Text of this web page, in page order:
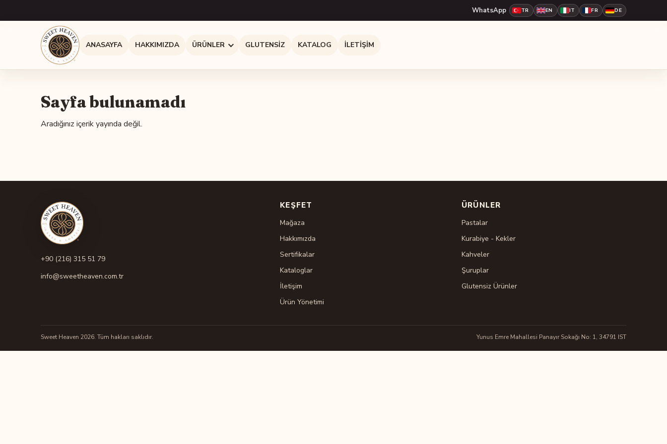
WhatsApp TR EN IT FR DE
ANASAYFA HAKKIMIZDA ÜRÜNLER GLUTENSIZ KATALOG İLETIŞIM
Sayfa bulunamadı
Aradığınız içerik yayında değil.
+90 (216) 315 51 79
info@sweetheaven.com.tr
KEŞFET
Mağaza
Hakkımızda
Sertifikalar
Kataloglar
İletişim
Ürün Yönetimi
ÜRÜNLER
Pastalar
Kurabiye - Kekler
Kahveler
Şuruplar
Glutensiz Ürünler
Sweet Heaven 2026. Tüm hakları saklıdır. Yunus Emre Mahallesi Panayır Sokağı No: 1, 34791 IST